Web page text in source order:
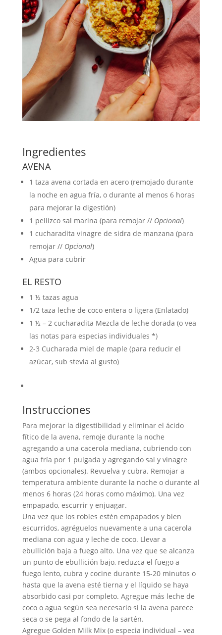
Ingredientes
AVENA
1 taza avena cortada en acero (remojado durante
la noche en agua fría, o durante al menos 6 horas
para mejorar la digestión)
1 pellizco sal marina (para remojar // Opcional)
1 cucharadita vinagre de sidra de manzana (para
remojar // Opcional)
Agua para cubrir
EL RESTO
1 ½ tazas agua
1/2 taza leche de coco entera o ligera (Enlatado)
1 ½ – 2 cucharadita Mezcla de leche dorada (o vea
las notas para especias individuales *)
2-3 Cucharada miel de maple (para reducir el
azúcar, sub stevia al gusto)
Instrucciones
Para mejorar la digestibilidad y eliminar el ácido
fítico de la avena, remoje durante la noche
agregando a una cacerola mediana, cubriendo con
agua fría por 1 pulgada y agregando sal y vinagre
(ambos opcionales). Revuelva y cubra. Remojar a
temperatura ambiente durante la noche o durante al
menos 6 horas (24 horas como máximo). Una vez
empapado, escurrir y enjuagar.
Una vez que los robles estén empapados y bien
escurridos, agréguelos nuevamente a una cacerola
mediana con agua y leche de coco. Llevar a
ebullición baja a fuego alto. Una vez que se alcanza
un punto de ebullición bajo, reduzca el fuego a
fuego lento, cubra y cocine durante 15-20 minutos o
hasta que la avena esté tierna y el líquido se haya
absorbido casi por completo. Agregue más leche de
coco o agua según sea necesario si la avena parece
seca o se pega al fondo de la sartén.
Agregue Golden Milk Mix (o especia individual – vea